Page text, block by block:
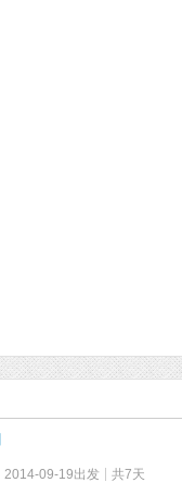
2014-09-19出发 共7天